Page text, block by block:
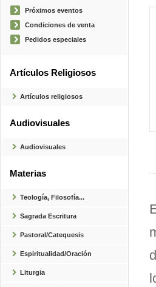
Próximos eventos
Condiciones de venta
Pedidos especiales
Artículos Religiosos
Artículos religiosos
Audiovisuales
Audiovisuales
Materias
Teología, Filosofía...
Sagrada Escritura
Pastoral/Catequesis
Espiritualidad/Oración
Liturgia